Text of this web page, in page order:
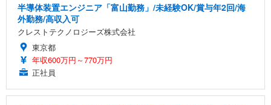
半導体装置エンジニア「富山勤務」/未経験OK/賞与年2回/海
外勤務/高収入可
クレストテクノロジーズ株式会社
東京都
年収600万円～770万円
正社員